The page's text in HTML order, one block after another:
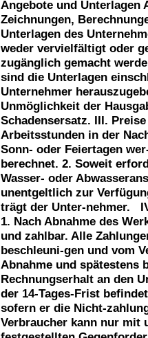
Angebote und Unterlagen
Zeichnungen,
Unterlagen des
weder vervielfältigt oder
zugänglich gemacht
sind die Unterlagen
Unternehmer
Unmöglichkeit der
Schadensersatz. III.
Arbeitsstunden in der
Sonn- oder Feiertagen
berechnet. 2. Soweit
Wasser- oder
unentgeltlich zur
trägt der Unter-nehmer.
1. Nach Abnahme des
und zahlbar. Alle
beschleuni-gen und vom
Abnahme und spätestens
Rechnungserhalt an den
der 14-Tages-Frist
sofern er die Nicht-
Verbraucher kann nur mit